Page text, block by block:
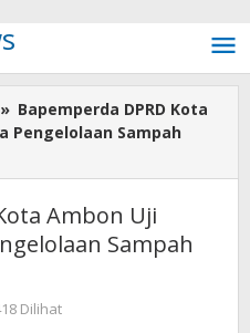
» Bapemperda DPRD Kota
Pengelolaan Sampah
Ambon Uji
Sampah
Dilihat